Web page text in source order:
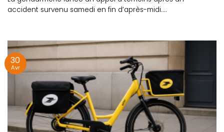
accident survenu samedi en fin d’après-midi....
30
Avr